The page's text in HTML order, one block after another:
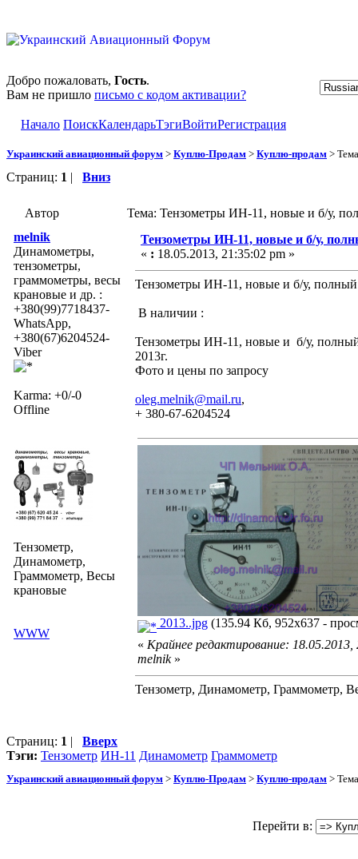
Добро пожаловать, Гость.
Вам не пришло письмо с кодом активации?
Начало ПоискКалендарьТэгиВойтиРегистрация
Украинский авиационный форум > Куплю-Продам > Куплю-продам >
Страниц: 1 | Вниз
Автор
Тема: Тензометры ИН-11, новые и б/у,
melnik
Динамометры,
тензометры,
граммометры, весы
крановые и др. :
+380(99)7718437-
WhatsApp,
+380(67)6204524-
Viber
Karma: +0/-0
Offline
Тензометр,
Динамометр,
Граммометр, Весы
крановые
WWW
Тензометры ИН-11, новые и б/у,
« : 18.05.2013, 21:35:02 pm »
Тензометры ИН-11, новые и б/у, полный
В наличии :
Тензометры ИН-11, новые и б/у, полный
2013г.
Фото и цены по запросу
oleg.melnik@mail.ru,
+ 380-67-6204524
2013..jpg (135.94 Кб, 952x637 -
« Крайнее редактирование:
melnik»
Тензометр, Динамометр, Граммометр,
Страниц: 1 | Вверх
Тэги: Тензометр ИН-11 Динамометр Граммометр
Украинский авиационный форум > Куплю-Продам > Куплю-продам >
Перейти в: